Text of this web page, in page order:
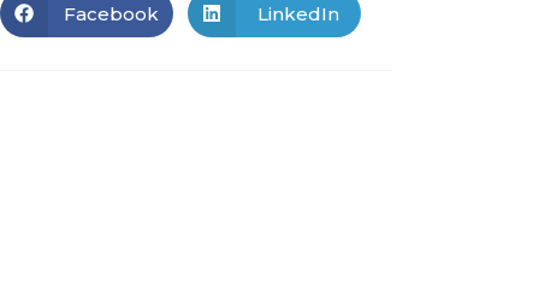
Facebook LinkedIn